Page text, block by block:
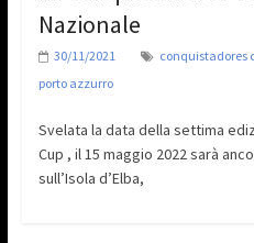
Nazionale
30/11/2021 conquistadores
porto azzurro
Svelata la data della settima
Cup , il 15 maggio 2022 sarà
sull’Isola d’Elba,